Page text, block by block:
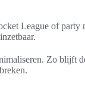
League of
Zo blijft